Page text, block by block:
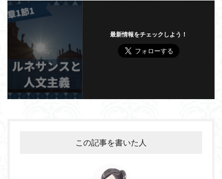
最新情報をチェックしよう！
この記事を書いた人